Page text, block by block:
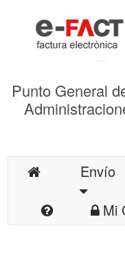
Punto General
Envío
Mi